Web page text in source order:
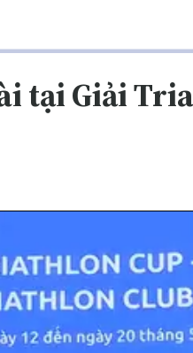
tại Giải